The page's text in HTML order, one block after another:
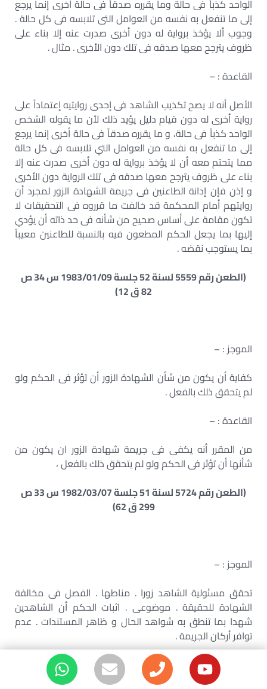
الواحد كذباً فى حالة وما يقرره صدقاً فى حالة أخرى إنما يرجع
إلى ما تنفعل به نفسه من العوامل التى تلابسه فى كل حالة .
وجوب ألا يؤخذ برواية له دون أخرى صدرت عنه إلا بناء على
ظروف يترجح معها صدقه فى تلك دون الأخرى . مثال .
القاعدة : –
الأصل أنه لا يصح تكذيب الشاهد فى إحدى روايتيه إعتماداً على
رواية أخرى له دون قيام دليل يؤيد ذلك لأن ما يقوله الشخص
الواحد كذباً فى حالة، و ما يقرره صدقاً فى حالة أخرى إنما يرجع
إلى ما تنفعل به نفسه من العوامل التي تلابسه فى كل حالة
مما يتحتم معه أن لا يؤخذ برواية له دون أخرى صدرت عنه إلا
بناء على ظروف يترجح معها صدقه فى تلك الرواية دون الأخرى
و إذن فإن إدانة الطاعنين فى جريمة الشهادة الزور لمجرد أن
روايتهم أمام المحكمة قد خالفت ما قرروه فى التحقيقات لا
تكون مقامة على أساس صحيح من شأنه فى حد ذاته أن يؤدي
إليها بما يجعل الحكم المطعون فيه بالنسبة للطاعنين معيباً
بما يستوجب نقضه .
(الطعن رقم 5559 لسنة 52 جلسة 1983/01/09 س 34 ص
82 ق 12)
الموجز : –
كفاية أن يكون من شأن الشهادة الزور أن تؤثر فى الحكم ولو
لم يتحقق ذلك بالفعل .
القاعدة : –
من المقرر أنه يكفى فى جريمة شهادة الزور ان يكون من
شأنها أن تؤثر فى الحكم ولو لم يتحقق ذلك بالفعل ،
(الطعن رقم 5724 لسنة 51 جلسة 1982/03/07 س 33 ص
299 ق 62)
الموجز : –
تحقق مسئولية الشاهد زورا . مناطها . الفصل فى مخالفة
الشهادة للحقيقة . موضوعى . اثبات الحكم أن الشاهدين
شهدا بما تنطق به شواهد الحال و ظاهر المستندات . عدم
توافر أركان الجريمة .
القاعدة : –